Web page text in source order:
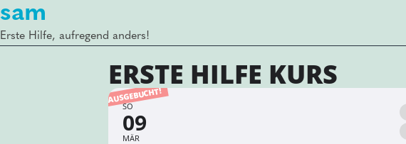
sam
Erste Hilfe, aufregend anders!
ERSTE HILFE KURS
AUSGEBUCHT!
SO
09
MÄR